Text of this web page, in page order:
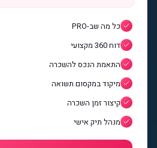
כל מה שב-PRO
דוח 360 מקצועי
התאמת הנכס להשכרה
מיקוד במקסום תשואה
קיצור זמן השכרה
מנהל תיק אישי